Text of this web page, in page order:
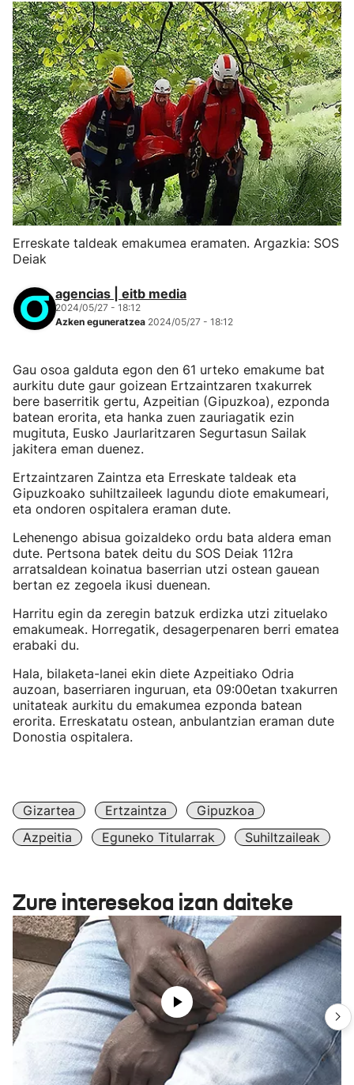
Erreskate taldeak emakumea eramaten. Argazkia: SOS
Deiak
agencias | eitb media
2024/05/27 - 18:12
Azken eguneratzea 2024/05/27 - 18:12
Gau osoa galduta egon den 61 urteko emakume bat
aurkitu dute gaur goizean Ertzaintzaren txakurrek
bere baserritik gertu, Azpeitian (Gipuzkoa), ezponda
batean erorita, eta hanka zuen zauriagatik ezin
mugituta, Eusko Jaurlaritzaren Segurtasun Sailak
jakitera eman duenez.
Ertzaintzaren Zaintza eta Erreskate taldeak eta
Gipuzkoako suhiltzaileek lagundu diote emakumeari,
eta ondoren ospitalera eraman dute.
Lehenengo abisua goizaldeko ordu bata aldera eman
dute. Pertsona batek deitu du SOS Deiak 112ra
arratsaldean koinatua baserrian utzi ostean gauean
bertan ez zegoela ikusi duenean.
Harritu egin da zeregin batzuk erdizka utzi zituelako
emakumeak. Horregatik, desagerpenaren berri ematea
erabaki du.
Hala, bilaketa-lanei ekin diete Azpeitiako Odria
auzoan, baserriaren inguruan, eta 09:00etan txakurren
unitateak aurkitu du emakumea ezponda batean
erorita. Erreskatatu ostean, anbulantzian eraman dute
Donostia ospitalera.
Gizartea Ertzaintza
Gipuzkoa
Azpeitia
Eguneko Titularrak Suhiltzaileak
Zure interesekoa izan daiteke